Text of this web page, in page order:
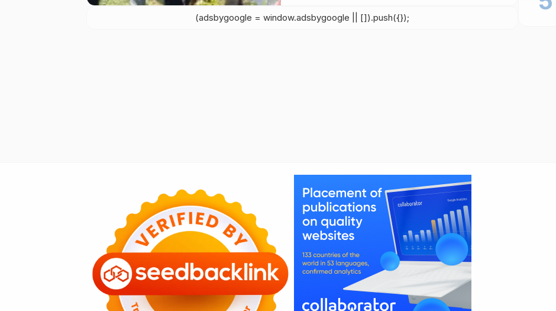
(adsbygoogle = window.adsbygoogle || []).push({});